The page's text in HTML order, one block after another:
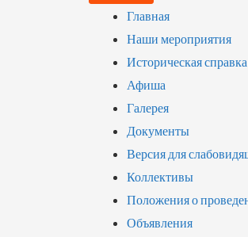
Главная
Наши мероприятия
Историческая справка
Афиша
Галерея
Документы
Версия для
Коллективы
Положения о
Объявления